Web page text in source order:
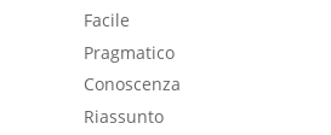
Facile
Pragmatico
Conoscenza
Riassunto